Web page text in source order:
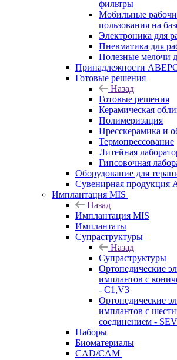
фильтры
Мобильные
пользования на
Электроника для
Пневматика для
Полезные мелочи
Принадлежности
Готовые решения
Назад
Готовые решения
Керамическая
Полимеризация
Пресскерамика и
Термопрессование
Литейная
Гипсовочная
Оборудование для
Сувенирная
Имплантация MIS
Назад
Имплантация MIS
Имплантаты
Супраструктуры
Назад
Супраструктуры
Ортопедические
имплантов с
- C1,V3
Ортопедические
имплантов с
соединением -
Наборы
Биоматериалы
CAD/CAM